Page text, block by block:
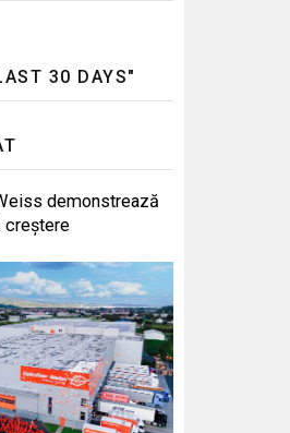
30 DAYS"
demonstrează
creștere